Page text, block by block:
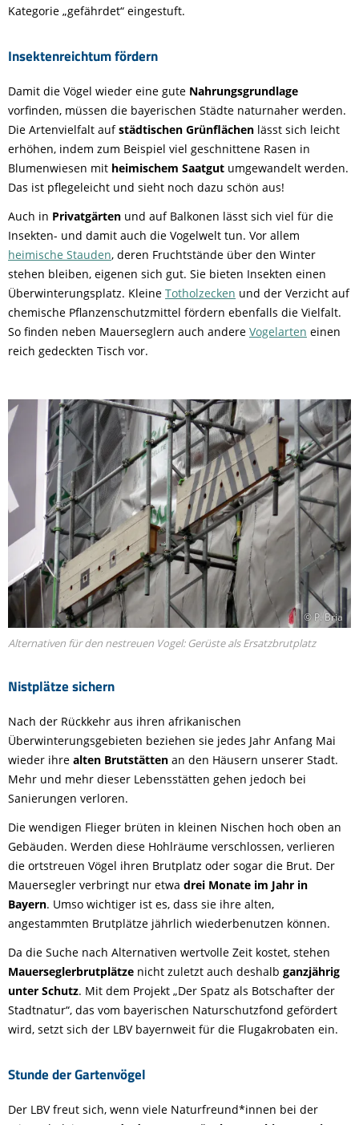
Kategorie „gefährdet“ eingestuft.
Insektenreichtum fördern
Damit die Vögel wieder eine gute Nahrungsgrundlage
vorfinden, müssen die bayerischen Städte naturnaher werden.
Die Artenvielfalt aufstädtischen Grünflächen lässt sich leicht
erhöhen, indem zum Beispiel viel geschnittene Rasen in
Blumenwiesen mit heimischem Saatgut umgewandelt werden.
Das ist pflegeleicht und sieht noch dazu schön aus!
Auch in Privatgärten und auf Balkonen lässt sich viel für die
Insekten- und damit auch die Vogelwelt tun. Vor allem
heimische Stauden, deren Fruchtstände über den Winter
stehen bleiben, eigenen sich gut. Sie bieten Insekten einen
Überwinterungsplatz. Kleine Totholzecken und der Verzicht auf
chemische Pflanzenschutzmittel fördern ebenfalls die Vielfalt.
So finden neben Mauerseglern auch andere Vogelarten einen
reich gedeckten Tisch vor.
Nistplätze sichern
© P. Bria
Alternativen für den nestreuen Vogel: Gerüste als Ersatzbrutplatz
Nach der Rückkehr aus ihren afrikanischen
Überwinterungsgebieten beziehen sie jedes Jahr Anfang Mai
wieder ihre alten Brutstätten an den Häusern unserer Stadt.
Mehr und mehr dieser Lebensstätten gehen jedoch bei
Sanierungen verloren.
Die wendigen Flieger brüten in kleinen Nischen hoch oben an
Gebäuden. Werden diese Hohlräume verschlossen, verlieren
die ortstreuen Vögel ihren Brutplatz oder sogar die Brut. Der
Mauersegler verbringt nur etwa drei Monate im Jahr in
Bayern. Umso wichtiger ist es, dass sie ihre alten,
angestammten Brutplätze jährlich wiederbenutzen können.
Da die Suche nach Alternativen wertvolle Zeit kostet, stehen
Mauerseglerbrutplätze nicht zuletzt auch deshalb ganzjährig
unter Schutz. Mit dem Projekt „Der Spatz als Botschafter der
Stadtnatur“, das vom bayerischen Naturschutzfond gefördert
wird, setzt sich der LBV bayernweit für die Flugakrobaten ein.
Stunde der Gartenvögel
Der LBV freut sich, wenn viele Naturfreund*innen bei der